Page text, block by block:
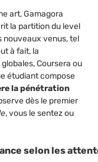
art, Gamagora
la partition du level
nouveaux venus, tel
à fait, la
Coursera ou
étudiant compose
la pénétration
dès le premier
, vous le sentez ou
selon les